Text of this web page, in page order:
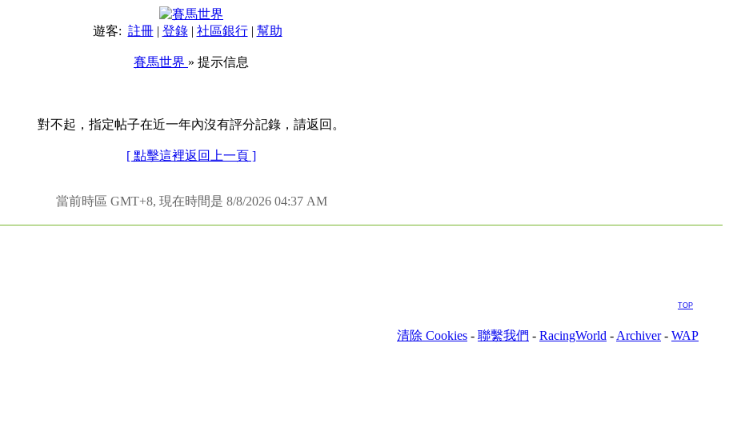
遊客: 註冊| 登錄| 社區銀行| 幫助
賽馬世界 » 提示信息
對不起，指定帖子在近一年內沒有評分記錄，請返回。
[ 點擊這裡返回上一頁 ]
當前時區 GMT+8, 現在時間是 8/8/2026 04:37 AM
TOP
清除 Cookies - 聯繫我們 - RacingWorld - Archiver- WAP